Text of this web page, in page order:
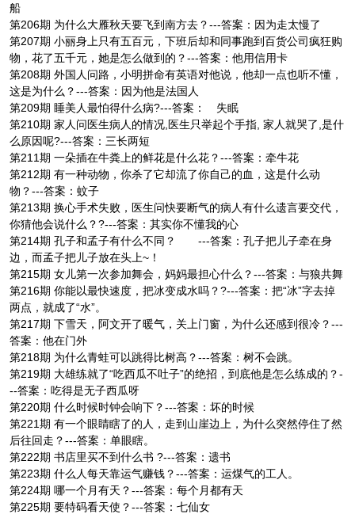
船
第206期 为什么大雁秋天要飞到南方去？---答案：因为走太慢了
第207期 小丽身上只有五百元，下班后却和同事跑到百货公司疯狂购
物，花了五千元，她是怎么做到的？---答案：他用信用卡
第208期 外国人问路，小明拼命有英语对他说，他却一点也听不懂，
这是为什么？---答案：因为他是法国人
第209期 睡美人最怕得什么病?---答案： 失眠
第210期 家人问医生病人的情况,医生只举起个手指, 家人就哭了,是什
么原因呢?---答案：三长两短
第211期 一朵插在牛粪上的鲜花是什么花？---答案：牵牛花
第212期 有一种动物，你杀了它却流了你自己的血，这是什么动
物？---答案：蚊子
第213期 换心手术失败，医生问快要断气的病人有什么遗言要交代，
你猜他会说什么？?---答案：其实你不懂我的心
第214期 孔子和孟子有什么不同？ ---答案：孔子把儿子牵在身
边，而孟子把儿子放在头上~！
第215期 女儿第一次参加舞会，妈妈最担心什么？---答案：与狼共舞
第216期 你能以最快速度，把冰变成水吗？?---答案：把“冰”字去掉
两点，就成了“水”。
第217期 下雪天，阿文开了暖气，关上门窗，为什么还感到很冷？---
答案：他在门外
第218期 为什么青蛙可以跳得比树高？---答案：树不会跳。
第219期 大雄练就了“吃西瓜不吐子”的绝招，到底他是怎么练成的？-
--答案：吃得是无子西瓜呀
第220期 什么时候时钟会响下？---答案：坏的时候
第221期 有一个眼睛瞎了的人，走到山崖边上，为什么突然停住了然
后往回走？---答案：单眼瞎。
第222期 书店里买不到什么书 ?---答案：遗书
第223期 什么人每天靠运气赚钱？---答案：运煤气的工人。
第224期 哪一个月有天？---答案：每个月都有天
第225期 要特码看天使？---答案：七仙女